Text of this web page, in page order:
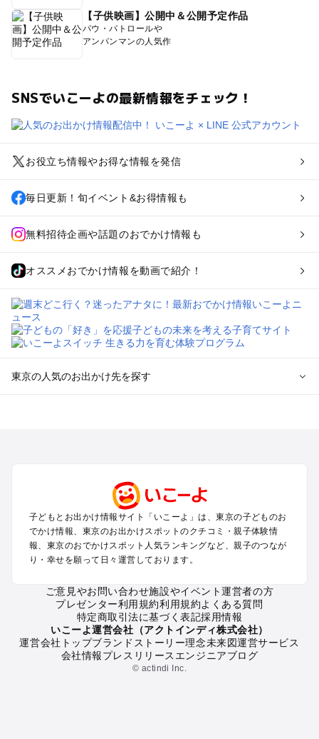
【子供映画】公開中＆公開予定作品
パウ・パトロールや
アンパンマンの人気作
SNSでいこーよの最新情報をチェック！
お役立ち情報やお得な情報を発信
毎日更新！旬イベント&お得情報も
無料招待企画や話題のおでかけ情報も
オススメおでかけ情報を動画で紹介！
東京の人気のお出かけ先を探す
町田・相模原・愛川・上野原のプールお出かけ
渋谷・原宿・恵比寿・中目黒・自由が丘のプールお出かけ
池袋・赤羽・王子・巣鴨・目白・石神井のプールお出かけ
新宿・高田馬場・代々木・千駄ヶ谷のプールお出かけ
銀座・丸の内・日本橋・有楽町・築地・月島のプールお出かけ
小金井・小平・西東京・東村山・東久留米のプールお出かけ
府中・調布・狛江のプールお出かけ
青梅・奥多摩のプールお出かけ
蒲田・大森・羽田周辺のプールお出かけ
葛西・新木場・亀戸・亀有・柴又のプールお出かけ
北千住・日暮里・荒川のプールお出かけ
子どもとお出かけ情報サイト「いこーよ」は、東京の子どものお
でかけ情報、東京のお出かけスポットのクチコミ・親子体験情
報、東京のおでかけスポット人気ランキングなど、親子のつなが
り・幸せを願って日々運営しております。
ご意見やお問い合わせ施設やイベント運営者の方
プレゼンター利用規約利用規約よくある質問
特定商取引法に基づく表記採用情報
いこーよ運営会社（アクトインディ株式会社）
運営会社トップブランドストーリー理念未来図運営サービス
会社情報プレスリリース エンジニアブログ
© actindi Inc.